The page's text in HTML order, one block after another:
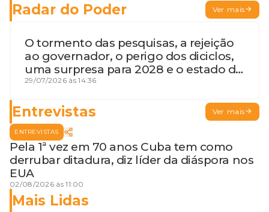
Radar do Poder Ver mais
O tormento das pesquisas, a rejeição
ao governador, o perigo dos diciclos,
uma surpresa para 2028 e o estado de
terceira guerra mundial
29/07/2026 às 14:36
Entrevistas Ver mais
ENTREVISTAS
Pela 1ª vez em 70 anos Cuba tem como
derrubar ditadura, diz líder da diáspora nos
EUA
02/08/2026 às 11:00
Mais Lidas